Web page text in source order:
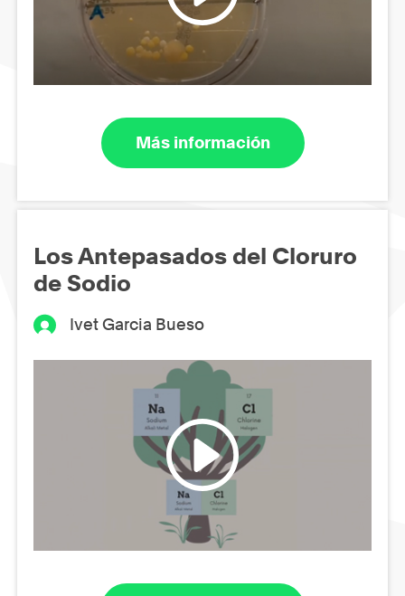
Más información
Los Antepasados del Cloruro
de Sodio
Ivet Garcia Bueso